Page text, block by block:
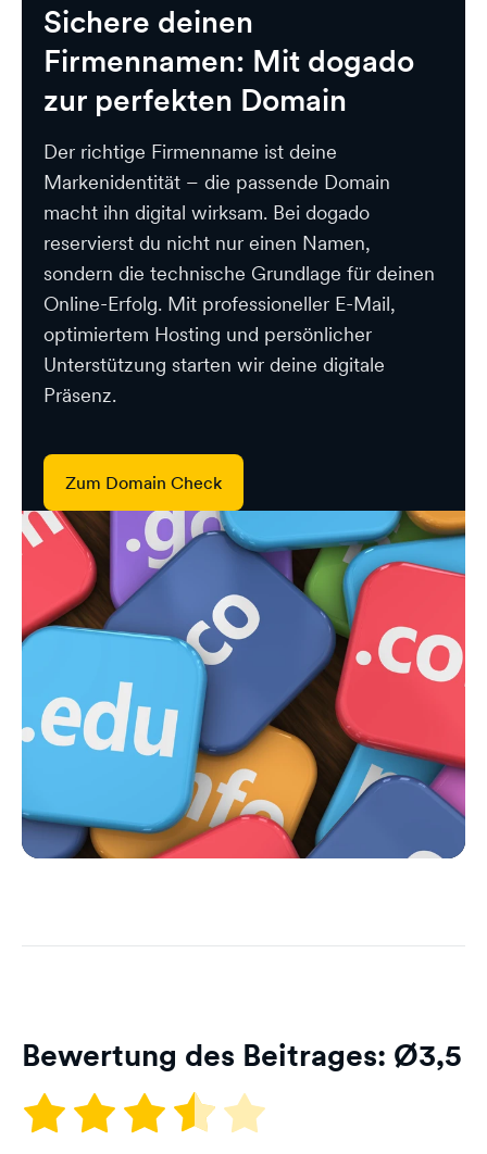
Sichere deinen
Firmennamen: Mit dogado
zur perfekten Domain
Der richtige Firmenname ist deine
Markenidentität – die passende Domain
macht ihn digital wirksam. Bei dogado
reservierst du nicht nur einen Namen,
sondern die technische Grundlage für deinen
Online-Erfolg. Mit professioneller E-Mail,
optimiertem Hosting und persönlicher
Unterstützung starten wir deine digitale
Präsenz.
Zum Domain Check
Bewertung des Beitrages: Ø3,5